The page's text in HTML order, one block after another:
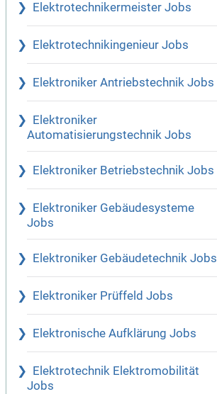
Elektrotechnikermeister Jobs
Elektrotechnikingenieur Jobs
Elektroniker Antriebstechnik Jobs
Elektroniker
Automatisierungstechnik Jobs
Elektroniker Betriebstechnik Jobs
Elektroniker Gebäudesysteme
Jobs
Elektroniker Gebäudetechnik Jobs
Elektroniker Prüffeld Jobs
Elektronische Aufklärung Jobs
Elektrotechnik Elektromobilität
Jobs